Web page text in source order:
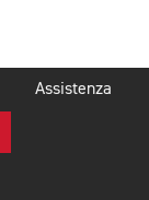
Assistenza